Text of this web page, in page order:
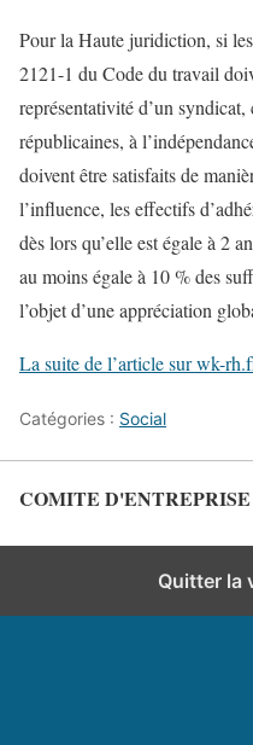
Pour la Haute juridiction, si
2121-1 du Code du travail
représentativité d’un
républicaines, à
doivent être satisfaits de
l’influence, les effectifs
dès lors qu’elle est égale à 2
au moins égale à 10 % des
l’objet d’une appréciation
La suite de l’article sur wk-
Catégories : Social
COMITE D'ENTREPRISE
Quitter la